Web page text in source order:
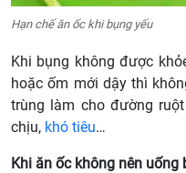
Hạn chế ăn ốc khi bụng yếu
Khi bụng không được
hoặc ốm mới dậy thì
trùng làm cho đường
chịu, khó tiêu…
Khi ăn ốc không nên uống